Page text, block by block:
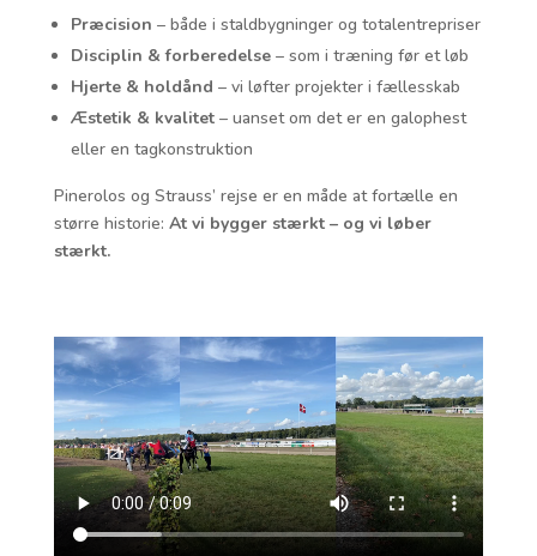
Præcision – både i staldbygninger og totalentrepriser
Disciplin & forberedelse– som i træning før et løb
Hjerte & holdånd – vi løfter projekter i fællesskab
Æstetik & kvalitet– uanset om det er en galophest
eller en tagkonstruktion
Pinerolos og Strauss’ rejse er en måde at fortælle en
større historie: At vi bygger stærkt – og vi løber
stærkt.